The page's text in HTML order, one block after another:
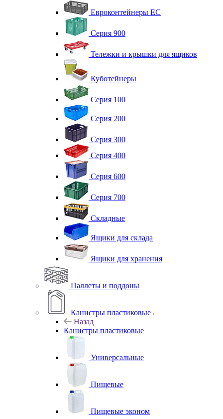
Евроконтейнеры ЕС
Серия 900
Тележки и крышки для ящиков
Куботейнеры
Серия 100
Серия 200
Серия 300
Серия 400
Серия 600
Серия 700
Складные
Ящики для склада
Ящики для хранения
Паллеты и поддоны
Канистры пластиковые
Назад
Канистры пластиковые
Универсальные
Пищевые
Пищевые эконом